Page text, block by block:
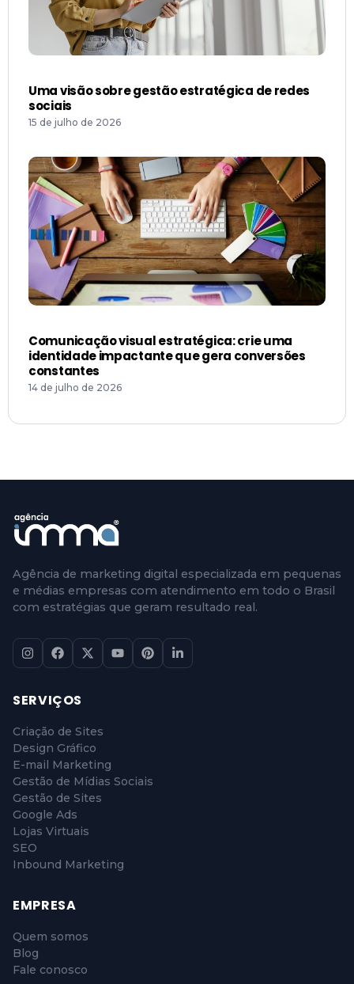
Uma visão sobre gestão estratégica de redes
sociais
15 de julho de 2026
Comunicação visual estratégica: crie uma
identidade impactante que gera conversões
constantes
14 de julho de 2026
Agência de marketing digital especializada em pequenas
e médias empresas com atendimento em todo o Brasil
com estratégias que geram resultado real.
SERVIÇOS
Criação de Sites
Design Gráfico
E-mail Marketing
Gestão de Mídias Sociais
Gestão de Sites
Google Ads
Lojas Virtuais
SEO
Inbound Marketing
EMPRESA
Quem somos
Blog
Fale conosco